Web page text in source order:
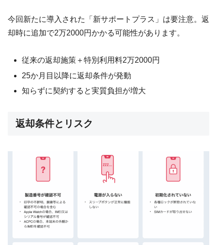
今回新たに導入された「新サポートプラス」は要注意。返
却時に追加で2万2000円かかる可能性があります。
従来の返却施策＋特別利用料2万2000円
25か月目以降に返却条件が発動
知らずに契約すると実質負担が増大
返却条件とリスク